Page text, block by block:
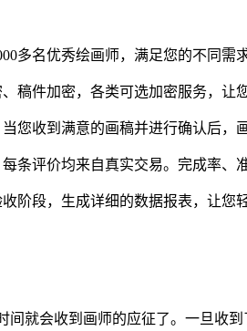
名优秀绘画师，满足您的不同需求
件加密，各类可选加密服务，让您
收到满意的画稿并进行确认后，画
评价均来自真实交易。完成率、准
段，生成详细的数据报表，让您轻
会收到画师的应征了。一旦收到